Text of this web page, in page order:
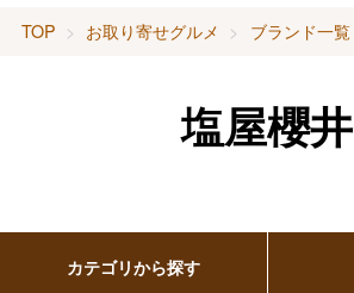
TOP お取り寄せグルメ ブランド一覧
塩屋櫻井
カテゴリから探す